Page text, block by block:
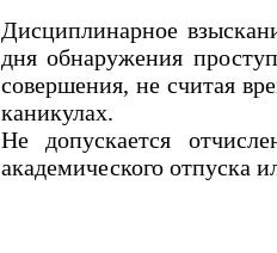
Дисциплинарное
дня обнаружения
совершения, не считая
каникулах.
Не допускается
академического отпуска